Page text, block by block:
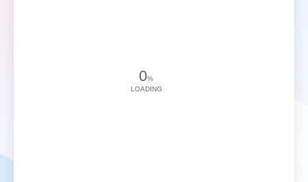
0%
LOADING